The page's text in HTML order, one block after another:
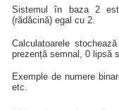
Sistemul în baza 2
(rădăcină) egal cu 2.
Calculatoarele
prezență semnal, 0 lipsă
Exemple de numere
etc.